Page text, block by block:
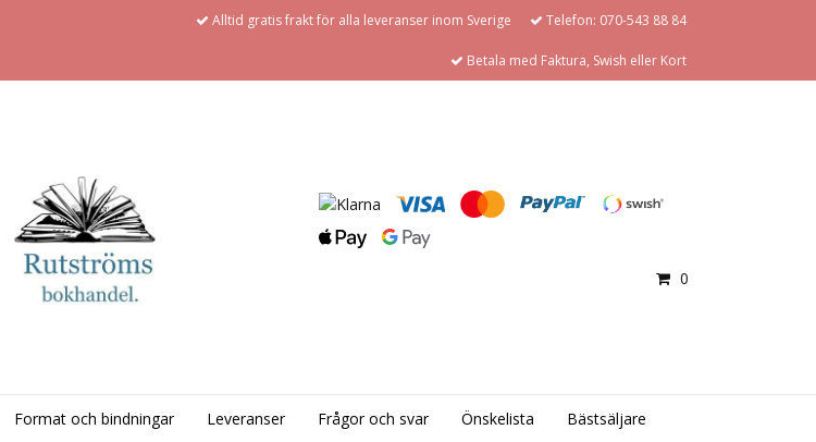
Alltid gratis frakt för alla leveranser inom Sverige Telefon: 070-543 88 84
Betala med Faktura, Swish eller Kort
0
Format och bindningar Leveranser Frågor och svar Önskelista Bästsäljare